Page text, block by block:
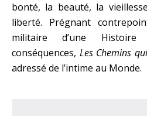
bonté, la beauté, la
liberté. Prégnant
militaire d’une
conséquences, Les Chemins
adressé de l’intime au Monde.